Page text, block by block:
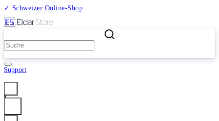
✓ Schweizer Online-Shop
Support